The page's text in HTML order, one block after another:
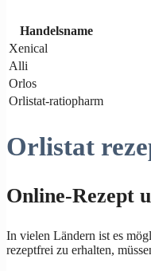
Handelsname
Xenical
Alli
Orlos
Orlistat-ratiopharm
Orlistat
Online-Rezept
In vielen Ländern ist es
rezeptfrei zu erhalten,